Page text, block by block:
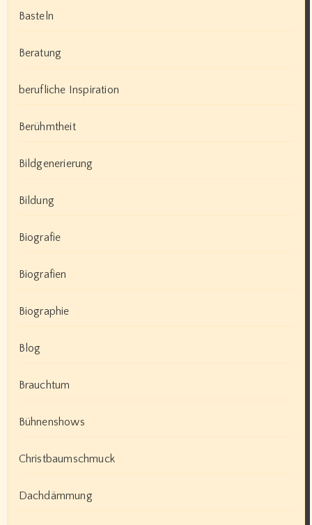
Basteln
Beratung
berufliche Inspiration
Berühmtheit
Bildgenerierung
Bildung
Biografie
Biografien
Biographie
Blog
Brauchtum
Bühnenshows
Christbaumschmuck
Dachdämmung